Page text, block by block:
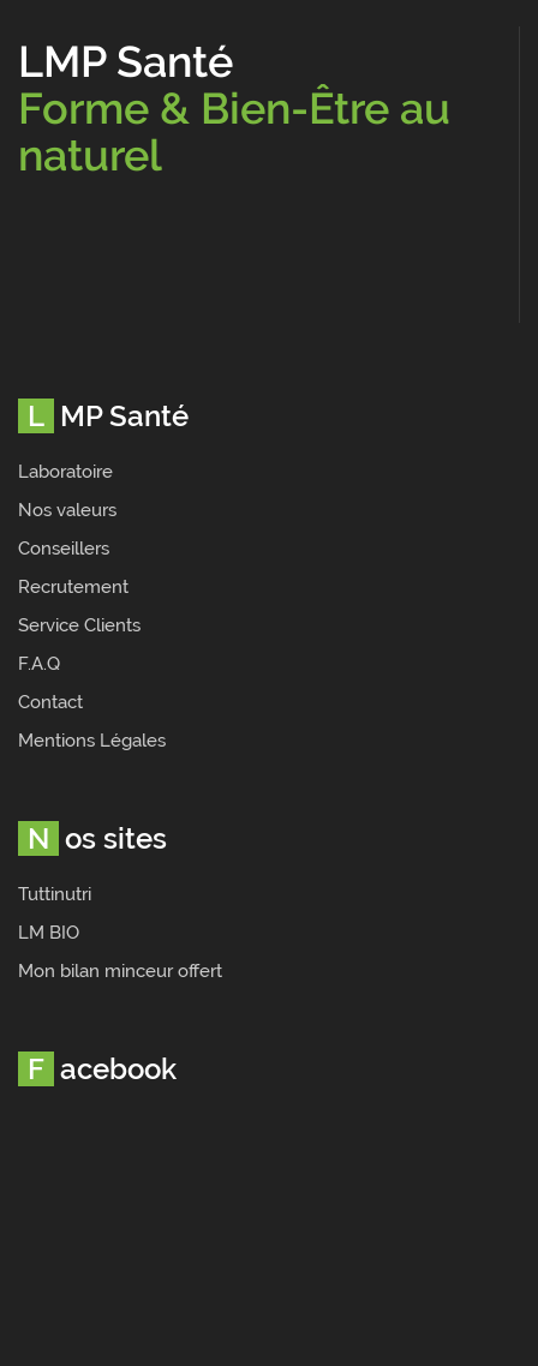
LMP Santé
Forme & Bien-Être au
naturel
LMP Santé
Laboratoire
Nos valeurs
Conseillers
Recrutement
Service Clients
F.A.Q
Contact
Mentions Légales
Nos sites
Tuttinutri
LM BIO
Mon bilan minceur offert
Facebook